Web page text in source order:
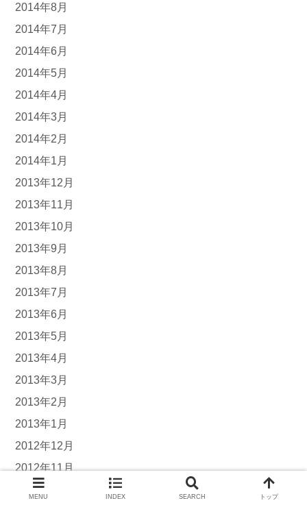
2014年8月
2014年7月
2014年6月
2014年5月
2014年4月
2014年3月
2014年2月
2014年1月
2013年12月
2013年11月
2013年10月
2013年9月
2013年8月
2013年7月
2013年6月
2013年5月
2013年4月
2013年3月
2013年2月
2013年1月
2012年12月
2012年11月
2012年9月
MENU INDEX SEARCH トップ